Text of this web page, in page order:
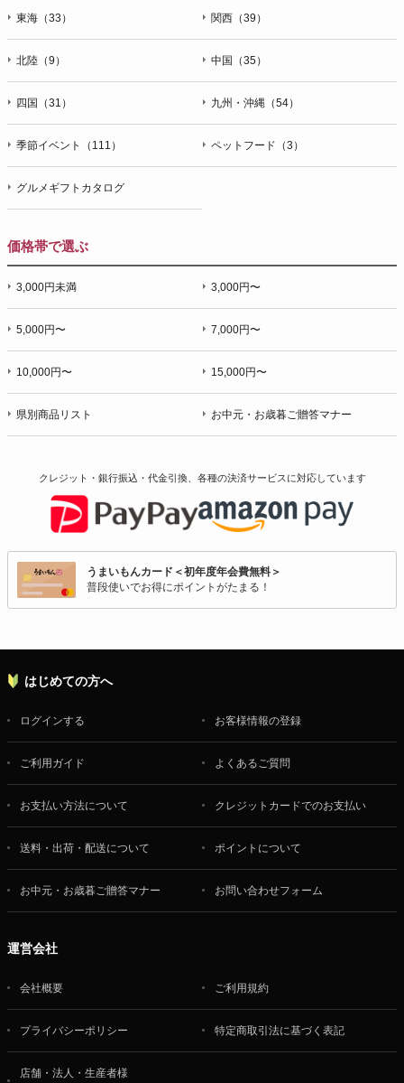
東海（33） 関西（39）
北陸（9） 中国（35）
四国（31） 九州・沖縄（54）
季節イベント（111） ペットフード（3）
グルメギフトカタログ
価格帯で選ぶ
3,000円未満 3,000円〜
5,000円〜 7,000円〜
10,000円〜 15,000円〜
県別商品リスト お中元・お歳暮ご贈答マナー
クレジット・銀行振込・代金引換、各種の決済サービスに対応しています
うまいもんカード＜初年度年会費無料＞
普段使いでお得にポイントがたまる！
はじめての方へ
ログインする お客様情報の登録
ご利用ガイド よくあるご質問
お支払い方法について クレジットカードでのお支払い
送料・出荷・配送について ポイントについて
お中元・お歳暮ご贈答マナー お問い合わせフォーム
運営会社
会社概要 ご利用規約
プライバシーポリシー 特定商取引法に基づく表記
店舗・法人・生産者様